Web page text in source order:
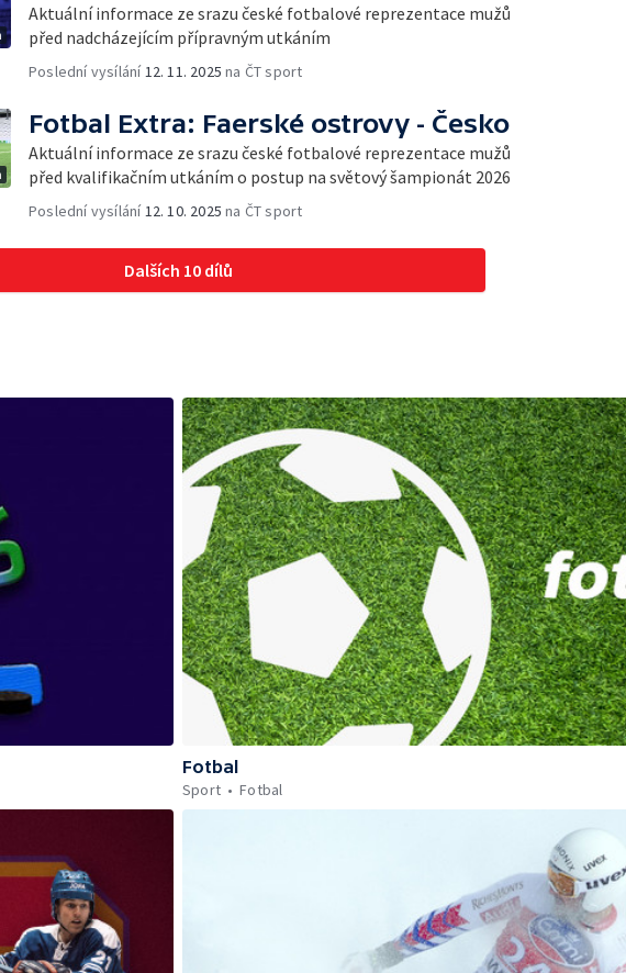
Aktuální informace ze srazu české fotbalové reprezentace mužů
před nadcházejícím přípravným utkáním
Poslední vysílání 12. 11. 2025 na ČT sport
Fotbal Extra: Faerské ostrovy - Česko
Aktuální informace ze srazu české fotbalové reprezentace mužů
před kvalifikačním utkáním o postup na světový šampionát 2026
Poslední vysílání 12. 10. 2025 na ČT sport
Dalších 10 dílů
Fotbal
Sport
Fotbal